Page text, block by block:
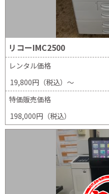
リコーIMC2500
レンタル価格
19,800円（税込）～
特価販売価格
198,000円（税込）